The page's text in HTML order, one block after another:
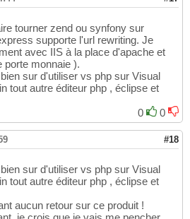
tourner zend ou synfony sur
supporte l'url rewriting. Je
avec IIS à la place d'apache et
porte monnaie ).
sur d'utiliser vs php sur Visual
tout autre éditeur php , éclipse et
0
0
#18
sur d'utiliser vs php sur Visual
tout autre éditeur php , éclipse et
aucun retour sur ce produit !